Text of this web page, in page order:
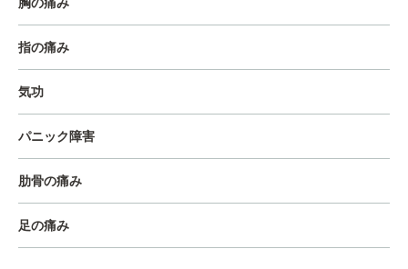
胸の痛み
指の痛み
気功
パニック障害
肋骨の痛み
足の痛み